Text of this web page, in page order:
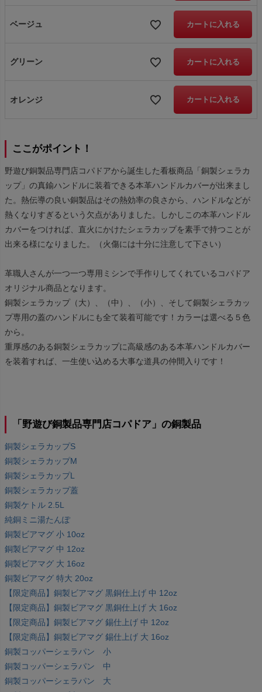
ベージュ カートに入れる
グリーン カートに入れる
オレンジ カートに入れる
ここがポイント！
野遊び銅製品専門店コパドアから誕生した看板商品「銅製シェラカ
ップ」の真鍮ハンドルに装着できる本革ハンドルカバーが出来まし
た。熱伝導の良い銅製品はその熱効率の良さから、ハンドルなどが
熱くなりすぎるという欠点がありました。しかしこの本革ハンドル
カバーをつければ、直火にかけたシェラカップを素手で持つことが
出来る様になりました。（火傷には十分に注意して下さい）
革職人さんが一つ一つ専用ミシンで手作りしてくれているコパドア
オリジナル商品となります。
銅製シェラカップ（大）、（中）、（小）、そして銅製シェラカッ
プ専用の蓋のハンドルにも全て装着可能です！カラーは選べる５色
から。
重厚感のある銅製シェラカップに高級感のある本革ハンドルカバー
を装着すれば、一生使い込める大事な道具の仲間入りです！
「野遊び銅製品専門店コパドア」の銅製品
銅製シェラカップS
銅製シェラカップM
銅製シェラカップL
銅製シェラカップ蓋
銅製ケトル 2.5L
純銅ミニ湯たんぽ
銅製ビアマグ 小 10oz
銅製ビアマグ 中 12oz
銅製ビアマグ 大 16oz
銅製ビアマグ 特大 20oz
【限定商品】銅製ビアマグ 黒銅仕上げ 中 12oz
【限定商品】銅製ビアマグ 黒銅仕上げ 大 16oz
【限定商品】銅製ビアマグ 錫仕上げ 中 12oz
【限定商品】銅製ビアマグ 錫仕上げ 大 16oz
銅製コッパーシェラパン 小
銅製コッパーシェラパン 中
銅製コッパーシェラパン 大